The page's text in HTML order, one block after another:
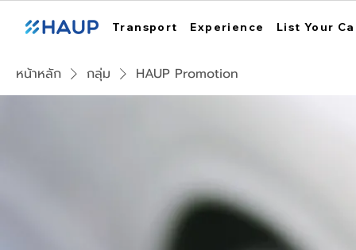
Transport Experience List Your
หน้าหลัก กลุ่ม HAUP Promotion